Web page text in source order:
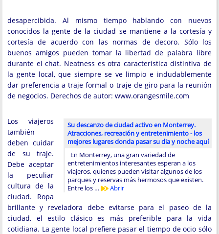
desapercibida. Al mismo tiempo hablando con nuevos
conocidos la gente de la ciudad se mantiene a la cortesía y
cortesía de acuerdo con las normas de decoro. Sólo los
buenos amigos pueden tomar la libertad de palabra libre
durante el chat. Neatness es otra característica distintiva de
la gente local, que siempre se ve limpio e indudablemente
dar preferencia a traje formal o traje de giro para la reunión
de negocios. Derechos de autor: www.orangesmile.com
Su descanzo de ciudad activo en Monterrey.
Atracciones, recreación y entretenimiento - los
mejores lugares donda pasar su dia y noche aquí
En Monterrey, una gran variedad de
entretenimientos interesantes esperan a los
viajeros, quienes pueden visitar algunos de los
parques y reservas más hermosos que existen.
Entre los …
Abrir
Los viajeros
también
deben cuidar
de su traje.
Debe aceptar
la peculiar
cultura de la
ciudad. Ropa
brillante y reveladora debe evitarse para el paseo de la
ciudad, el estilo clásico es más preferible para la vida
cotidiana. La gente local prefiere pasar el tiempo de ocio sólo